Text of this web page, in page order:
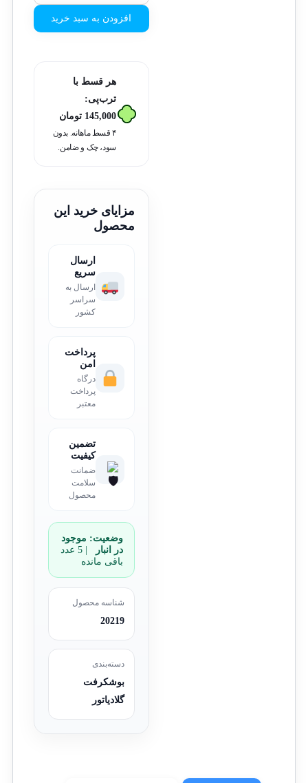
افزودن به سبد خرید
هر قسط با
ترب‌پی:
145,000 تومان
۴ قسط ماهانه. بدون
سود، چک و ضامن.
مزایای خرید این
محصول
ارسال
سریع
ارسال به
سراسر
کشور
پرداخت
امن
درگاه
پرداخت
معتبر
تضمین
کیفیت
ضمانت
سلامت
محصول
وضعیت: موجود
در انبار
| 5 عدد
باقی مانده
شناسه محصول
20219
دسته‌بندی
بوشکرفت
گلادیاتور